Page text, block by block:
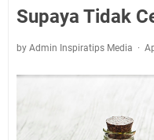
Supaya Tidak
by Admin Inspiratips Media